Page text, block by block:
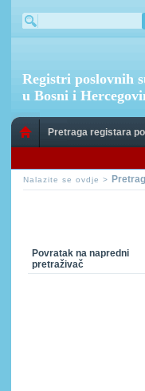
Registri poslovnih
u Bosni i
Pretraga registara
Nalazite se ovdje >
Povratak na napredni
pretraživač